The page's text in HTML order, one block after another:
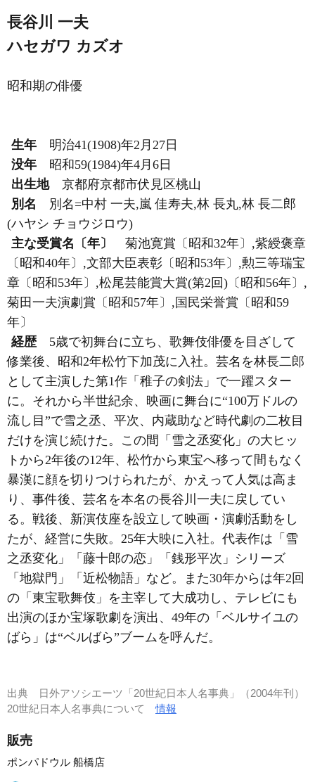
長谷川 一夫
ハセガワ カズオ
昭和期の俳優
生年
明治41(1908)年2月27日
没年
昭和59(1984)年4月6日
出生地
京都府京都市伏見区桃山
別名
別名=中村 一夫,嵐 佳寿夫,林 長丸,林 長二郎
(ハヤシ チョウジロウ)
主な受賞名〔年〕
菊池寛賞〔昭和32年〕,紫綬褒章
〔昭和40年〕,文部大臣表彰〔昭和53年〕,勲三等瑞宝
章〔昭和53年〕,松尾芸能賞大賞(第2回)〔昭和56年〕,
菊田一夫演劇賞〔昭和57年〕,国民栄誉賞〔昭和59
年〕
経歴
5歳で初舞台に立ち、歌舞伎俳優を目ざして
修業後、昭和2年松竹下加茂に入社。芸名を林長二郎
として主演した第1作「稚子の剣法」で一躍スター
に。それから半世紀余、映画に舞台に“100万ドルの
流し目”で雪之丞、平次、内蔵助など時代劇の二枚目
だけを演じ続けた。この間「雪之丞変化」の大ヒッ
トから2年後の12年、松竹から東宝へ移って間もなく
暴漢に顔を切りつけられたが、かえって人気は高ま
り、事件後、芸名を本名の長谷川一夫に戻してい
る。戦後、新演伎座を設立して映画・演劇活動をし
たが、経営に失敗。25年大映に入社。代表作は「雪
之丞変化」「藤十郎の恋」「銭形平次」シリーズ
「地獄門」「近松物語」など。また30年からは年2回
の「東宝歌舞伎」を主宰して大成功し、テレビにも
出演のほか宝塚歌劇を演出、49年の「ベルサイユの
ばら」は“ベルばら”ブームを呼んだ。
出典
日外アソシエーツ「20世紀日本人名事典」（2004年刊）
20世紀日本人名事典について情報
販売
ポンパドウル 船橋店